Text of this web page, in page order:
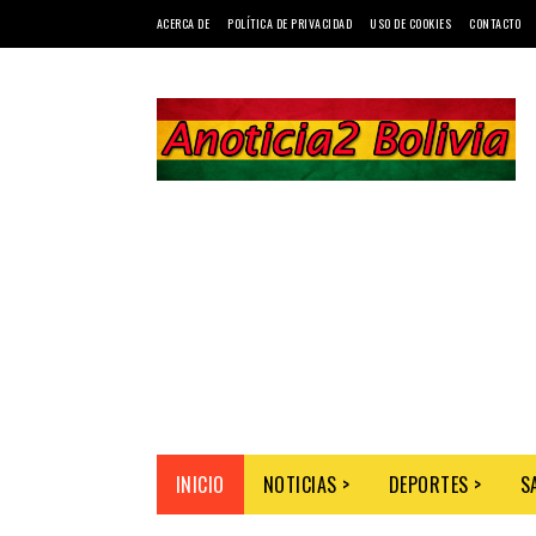
ACERCA DE POLÍTICA DE PRIVACIDAD USO DE COOKIES CONTACTO
INICIO NOTICIAS > DEPORTES >